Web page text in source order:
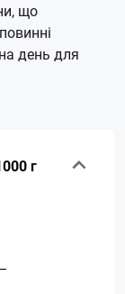
що
день для
г